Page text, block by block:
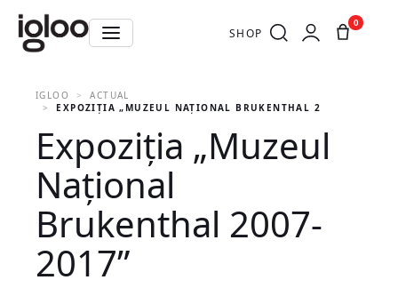
SHOP
0
IGLOO
ACTUAL
EXPOZIŢIA „MUZEUL NAȚIONAL BRUKENTHAL 2007-2017”
Expoziţia „Muzeul
Național
Brukenthal 2007-
2017”